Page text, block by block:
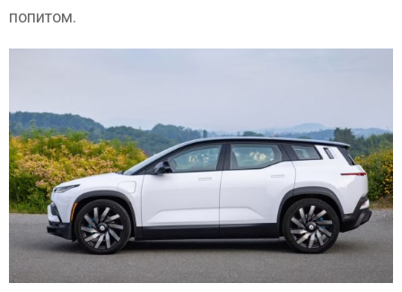
попитом.